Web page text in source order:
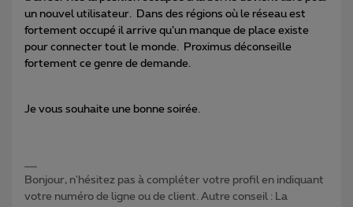
un nouvel utilisateur. Dans des régions où le réseau est
fortement occupé il arrive qu’un manque de place existe
pour connecter tout le monde. Proximus déconseille
fortement ce genre de demande.
Je vous souhaite une bonne soirée.
Bonjour, n'hésitez pas à compléter votre profil en indiquant
votre numéro de ligne ou de client. Autre conseil : La